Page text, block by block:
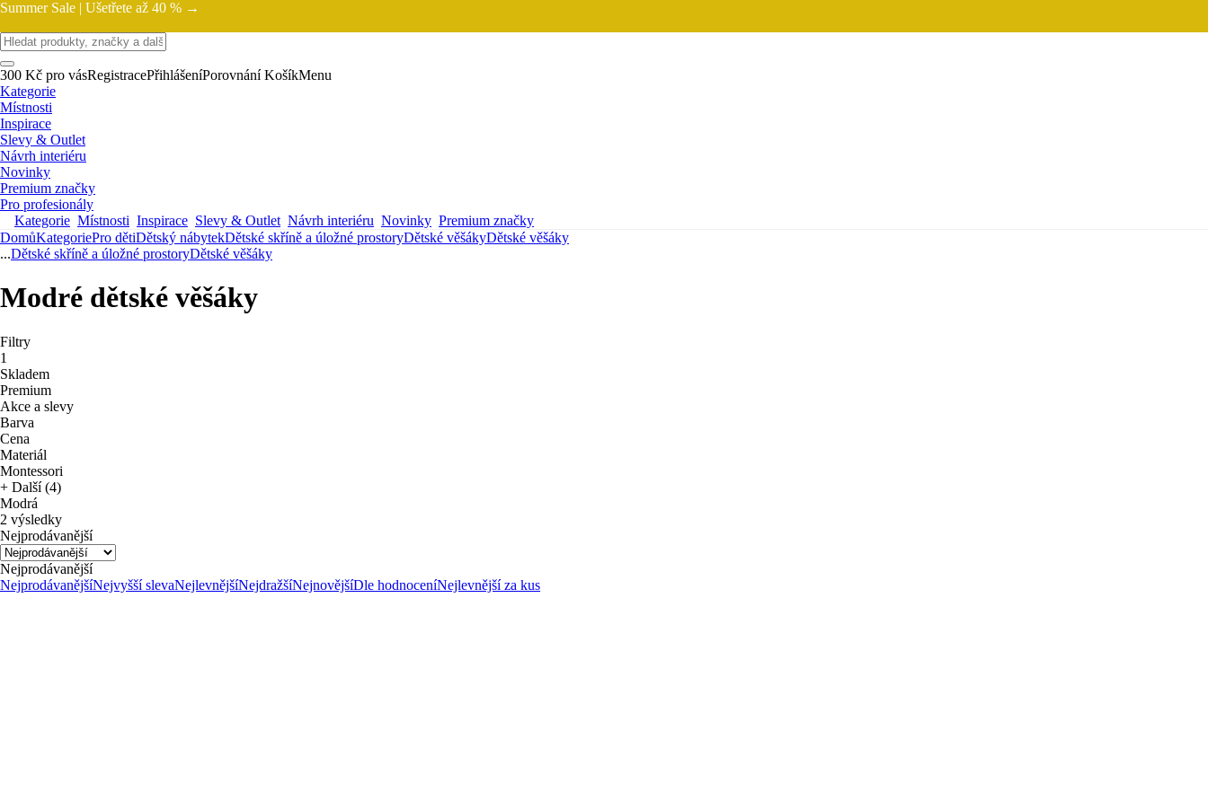
Summer Sale | Ušetřete až 40 % →
300 Kč pro vásRegistracePřihlášeníPorovnání KošíkMenu
Kategorie
Místnosti
Inspirace
Slevy & Outlet
Návrh interiéru
Novinky
Premium značky
Pro profesionály
Kategorie Místnosti Inspirace Slevy & Outlet Návrh interiéru Novinky Premium značky
DomůKategoriePro dětiDětský nábytekDětské skříně a úložné prostoryDětské věšákyDětské věšáky
...Dětské skříně a úložné prostoryDětské věšáky
Modré dětské věšáky
Filtry
1
Skladem
Premium
Akce a slevy
Barva
Cena
Materiál
Montessori
+ Další (4)
Modrá
2 výsledky
Nejprodávanější
Nejprodávanější
NejprodávanějšíNejvyšší slevaNejlevnějšíNejdražšíNejnovějšíDle hodnoceníNejlevnější za kus